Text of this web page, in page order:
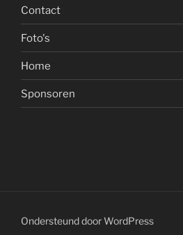
Contact
Foto's
Home
Sponsoren
Ondersteund door WordPress